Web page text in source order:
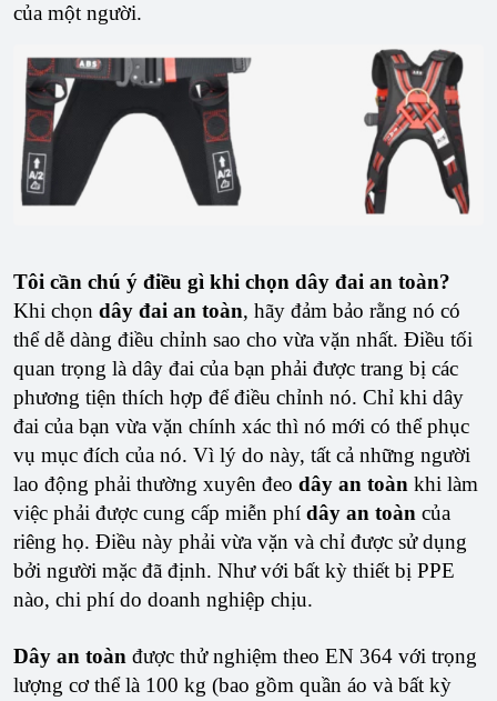
của một người.
Tôi cần chú ý điều gì khi chọn dây đai an toàn?
Khi chọn dây đai an toàn, hãy đảm bảo rằng nó có
thể dễ dàng điều chỉnh sao cho vừa vặn nhất. Điều tối
quan trọng là dây đai của bạn phải được trang bị các
phương tiện thích hợp để điều chỉnh nó. Chỉ khi dây
đai của bạn vừa vặn chính xác thì nó mới có thể phục
vụ mục đích của nó. Vì lý do này, tất cả những người
lao động phải thường xuyên đeo dây an toàn khi làm
việc phải được cung cấp miễn phí dây an toàn của
riêng họ. Điều này phải vừa vặn và chỉ được sử dụng
bởi người mặc đã định. Như với bất kỳ thiết bị PPE
nào, chi phí do doanh nghiệp chịu.
Dây an toàn được thử nghiệm theo EN 364 với trọng
lượng cơ thể là 100 kg (bao gồm quần áo và bất kỳ